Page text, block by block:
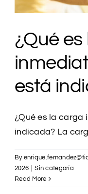
¿Qué
está
¿Qué es la carga
indicada? La
By
2026
Sin categoría
Read More